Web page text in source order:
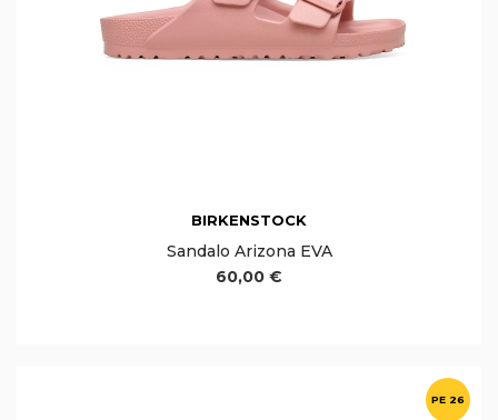
BIRKENSTOCK
Sandalo Arizona EVA
60,00 €
PE 26